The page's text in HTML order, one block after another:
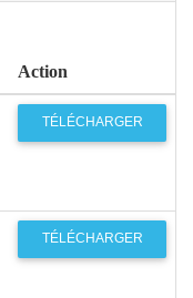
Action
TÉLÉCHARGER
TÉLÉCHARGER